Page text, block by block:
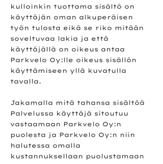
kulloinkin tuottama sisältö on
käyttäjän oman alkuperäisen
työn tulosta eikä se riko mitään
soveltuvaa lakia ja että
käyttäjällä on oikeus antaa
Parkvelo Oy:lle oikeus sisällön
käyttämiseen yllä kuvatulla
tavalla.
Jakamalla mitä tahansa sisältöä
Palvelussa käyttäjä sitoutuu
vastaamaan Parkvelo Oy:n
puolesta ja Parkvelo Oy:n niin
halutessa omalla
kustannuksellaan puolustamaan